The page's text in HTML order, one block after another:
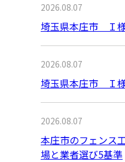
2026.08.07
埼玉県本庄市 Ｉ
2026.08.07
埼玉県本庄市 Ｉ
2026.08.07
本庄市のフェンス
場と業者選び5基準